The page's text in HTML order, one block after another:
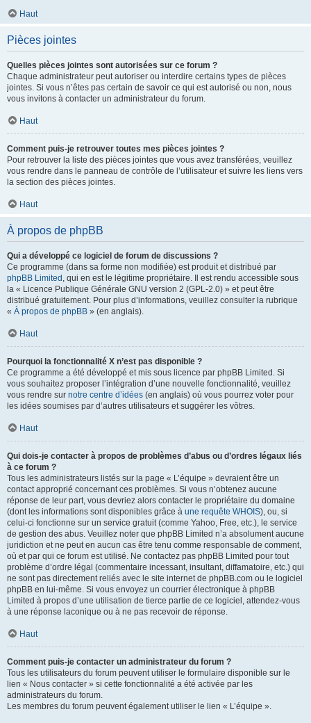
Haut
Pièces jointes
Quelles pièces jointes sont autorisées sur ce forum ?
Chaque administrateur peut autoriser ou interdire certains types de pièces
jointes. Si vous n’êtes pas certain de savoir ce qui est autorisé ou non, nous
vous invitons à contacter un administrateur du forum.
Haut
Comment puis-je retrouver toutes mes pièces jointes ?
Pour retrouver la liste des pièces jointes que vous avez transférées, veuillez
vous rendre dans le panneau de contrôle de l’utilisateur et suivre les liens vers
la section des pièces jointes.
Haut
À propos de phpBB
Qui a développé ce logiciel de forum de discussions ?
Ce programme (dans sa forme non modifiée) est produit et distribué par
phpBB Limited , qui en est le légitime propriétaire. Il est rendu accessible sous
la « Licence Publique Générale GNU version 2 (GPL-2.0) » et peut être
distribué gratuitement. Pour plus d’informations, veuillez consulter la rubrique
« À propos de phpBB » (en anglais).
Haut
Pourquoi la fonctionnalité X n’est pas disponible ?
Ce programme a été développé et mis sous licence par phpBB Limited. Si
vous souhaitez proposer l’intégration d’une nouvelle fonctionnalité, veuillez
vous rendre sur notre centre d’idées (en anglais) où vous pourrez voter pour
les idées soumises par d’autres utilisateurs et suggérer les vôtres.
Haut
Qui dois-je contacter à propos de problèmes d’abus ou d’ordres légaux liés
à ce forum ?
Tous les administrateurs listés sur la page « L’équipe » devraient être un
contact approprié concernant ces problèmes. Si vous n’obtenez aucune
réponse de leur part, vous devriez alors contacter le propriétaire du domaine
(dont les informations sont disponibles grâce à une requête WHOIS), ou, si
celui-ci fonctionne sur un service gratuit (comme Yahoo, Free, etc.), le service
de gestion des abus. Veuillez noter que phpBB Limited n’a absolument aucune
juridiction et ne peut en aucun cas être tenu comme responsable de comment,
où et par qui ce forum est utilisé. Ne contactez pas phpBB Limited pour tout
problème d’ordre légal (commentaire incessant, insultant, diffamatoire, etc.) qui
ne sont pas directement reliés avec le site internet de phpBB.com ou le logiciel
phpBB en lui-même. Si vous envoyez un courrier électronique à phpBB
Limited à propos d’une utilisation de tierce partie de ce logiciel, attendez-vous
à une réponse laconique ou à ne pas recevoir de réponse.
Haut
Comment puis-je contacter un administrateur du forum ?
Tous les utilisateurs du forum peuvent utiliser le formulaire disponible sur le
lien « Nous contacter » si cette fonctionnalité a été activée par les
administrateurs du forum.
Les membres du forum peuvent également utiliser le lien « L’équipe ».